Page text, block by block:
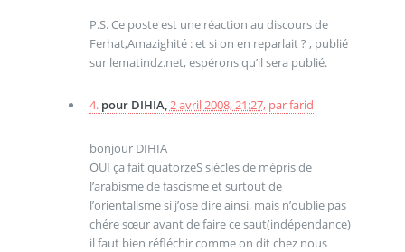
P.S. Ce poste est une réaction au discours de
Ferhat,Amazighité : et si on en reparlait ? , publié
sur lematindz.net, espérons qu’il sera publié.
4. pour DIHIA,2 avril 2008, 21:27, parfarid
bonjour DIHIA
OUI ça fait quatorzeS siècles de mépris de
l’arabisme de fascisme et surtout de
l’orientalisme si j’ose dire ainsi, mais n’oublie pas
chére sœur avant de faire ce saut(indépendance)
il faut bien réfléchir comme on dit chez nous